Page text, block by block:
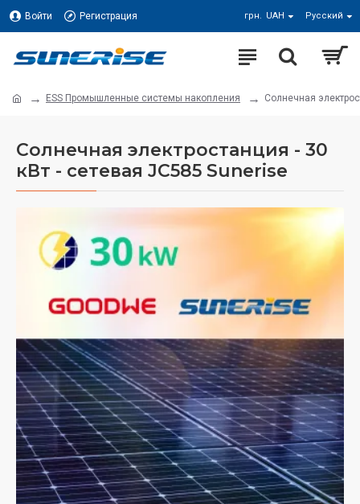
Войти Регистрация грн. UAH Русский
ESS Промышленные системы накопления Солнечная
Солнечная электростанция - 30
кВт - сетевая JC585 Sunerise